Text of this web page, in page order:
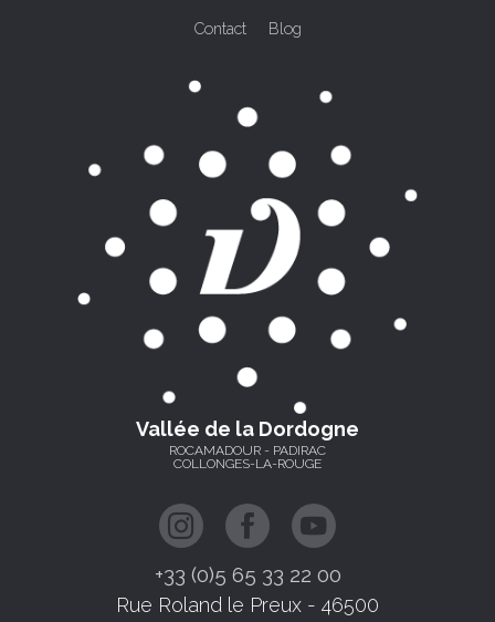
Contact Blog
Vallée de la Dordogne
ROCAMADOUR - PADIRAC
COLLONGES-LA-ROUGE
+33 (0)5 65 33 22 00
Rue Roland le Preux - 46500